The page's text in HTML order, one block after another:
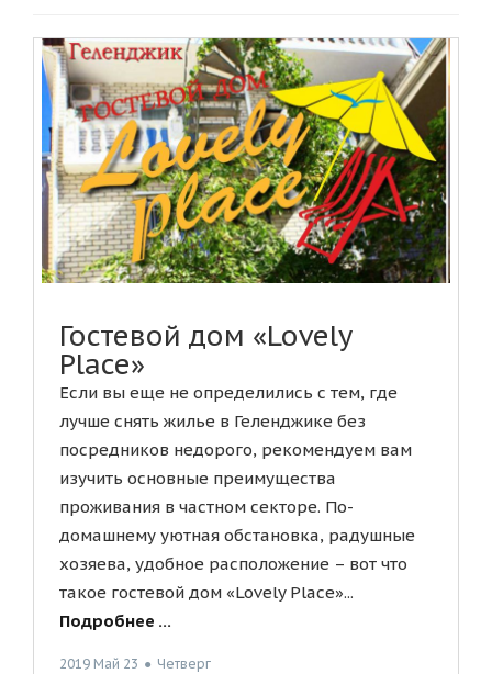
Гостевой дом «Lovely
Place»
Если вы еще не определились с тем, где
лучше снять жилье в Геленджике без
посредников недорого, рекомендуем вам
изучить основные преимущества
проживания в частном секторе. По-
домашнему уютная обстановка, радушные
хозяева, удобное расположение – вот что
такое гостевой дом «Lovely Place»...
Подробнее ...
2019 Май 23 ● Четверг